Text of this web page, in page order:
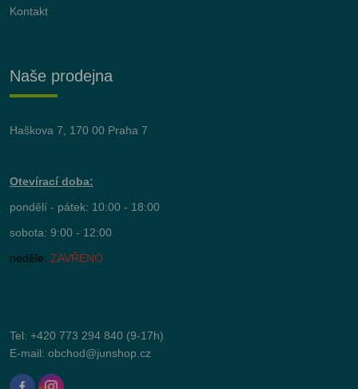
Kontakt
Naše prodejna
Haškova 7, 170 00 Praha 7
Otevírací doba:
pondělí - pátek: 10:00 - 18:00
sobota: 9:00 - 12:00
neděle: ZAVŘENO
Tel: +420 773 294 840 (9-17h)
E-mail: obchod@junshop.cz